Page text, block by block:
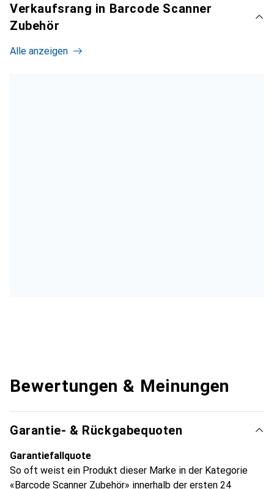
Verkaufsrang in Barcode Scanner
Zubehör
Alle anzeigen
Bewertungen & Meinungen
Garantie- & Rückgabequoten
Garantiefallquote
So oft weist ein Produkt dieser Marke in der Kategorie
«Barcode Scanner Zubehör» innerhalb der ersten 24